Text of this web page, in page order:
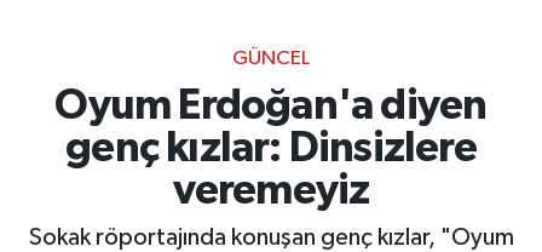
GÜNCEL
Oyum Erdoğan'a diyen
genç kızlar: Dinsizlere
veremeyiz
Sokak röportajında konuşan genç kızlar, "Oyum